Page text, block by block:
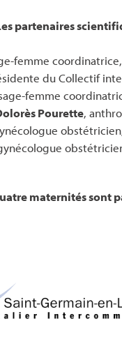
partenaires
femme
du Collectif
femme
Pourette,
maternités sont